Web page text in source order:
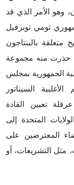
وهو الأمر الذي قد
تومي توبرفيل
200 عملية ترشيح متعلقة بالبنتاجون
حذرت منه مجموعة
الجمهورية بمجلس
السيناتور
تعيين القادة
المتحدة إلى
المعترضين على
مثل التشريعات، أو